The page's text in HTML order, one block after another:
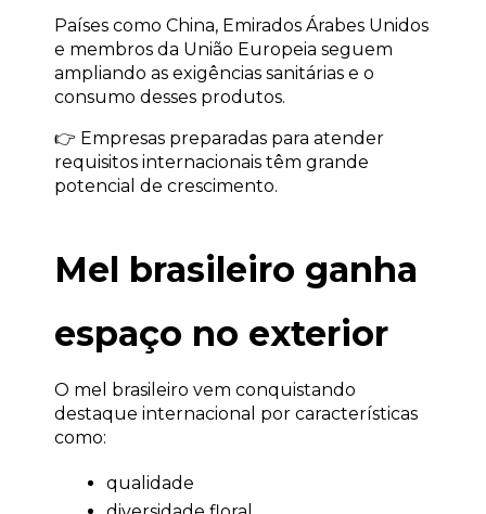
Países como China, Emirados Árabes Unidos
e membros da União Europeia seguem
ampliando as exigências sanitárias e o
consumo desses produtos.
👉 Empresas preparadas para atender
requisitos internacionais têm grande
potencial de crescimento.
Mel brasileiro ganha
espaço no exterior
O mel brasileiro vem conquistando
destaque internacional por características
como:
qualidade